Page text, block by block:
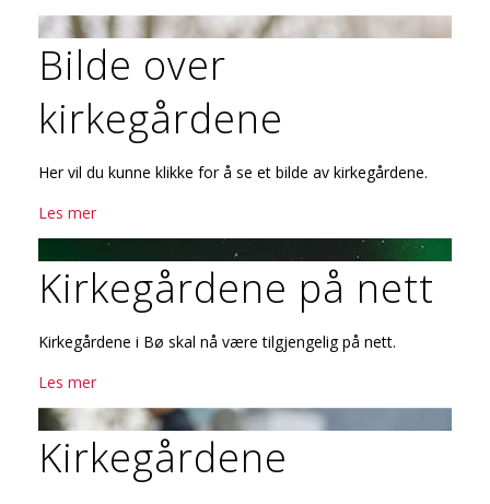
Bilde over
kirkegårdene
Her vil du kunne klikke for å se et bilde av kirkegårdene.
Les mer
Kirkegårdene på nett
Kirkegårdene i Bø skal nå være tilgjengelig på nett.
Les mer
Kirkegårdene